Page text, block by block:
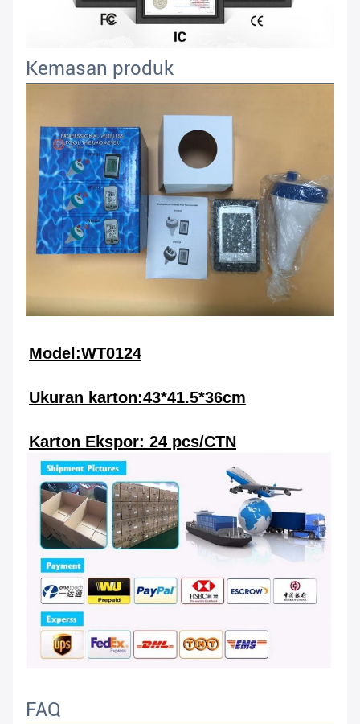
Kemasan produk
Model:WT0124
Ukuran karton:43*41.5*36cm
Karton Ekspor: 24 pcs/CTN
FAQ